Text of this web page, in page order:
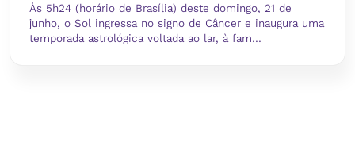
Às 5h24 (horário de Brasília) deste domingo, 21 de
junho, o Sol ingressa no signo de Câncer e inaugura uma
temporada astrológica voltada ao lar, à fam...